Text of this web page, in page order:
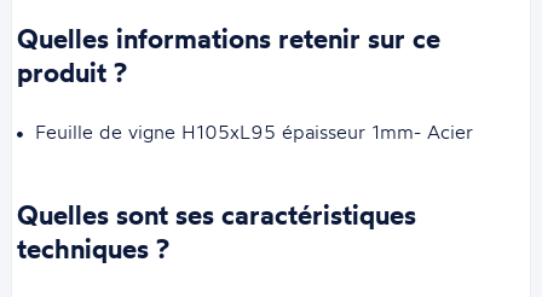
Quelles informations retenir sur ce
produit ?
Feuille de vigne H105xL95 épaisseur 1mm- Acier
Quelles sont ses caractéristiques
techniques ?